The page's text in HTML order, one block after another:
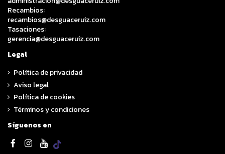
Recambios:
recambios@desguaceruiz.com
Tasaciones:
gerencia@desguaceruiz.com
Legal
Política de privacidad
Aviso legal
Política de cookies
Términos y condiciones
Síguenos en